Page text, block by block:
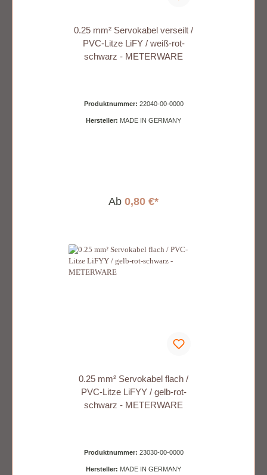
0.25 mm² Servokabel verseilt /
PVC-Litze LiFY / weiß-rot-
schwarz - METERWARE
Produktnummer: 22040-00-0000
Hersteller: MADE IN GERMANY
Ab 0,80 €*
0.25 mm² Servokabel flach /
PVC-Litze LiFYY / gelb-rot-
schwarz - METERWARE
Produktnummer: 23030-00-0000
Hersteller: MADE IN GERMANY